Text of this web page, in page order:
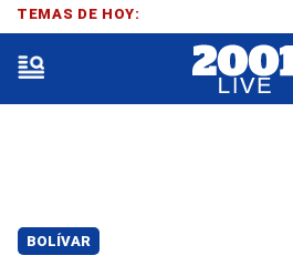
BOLÍVAR
TEMAS DE HOY: